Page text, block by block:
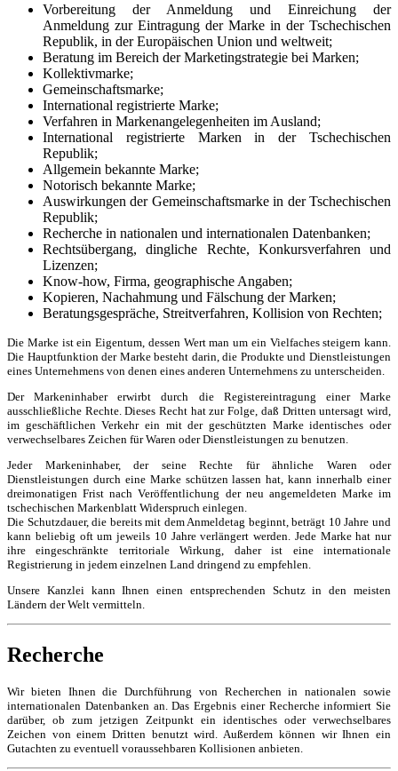
Vorbereitung der Anmeldung und Einreichung der
Anmeldung zur Eintragung der Marke in der Tschechischen
Republik, in der Europäischen Union und weltweit;
Beratung im Bereich der Marketingstrategie bei Marken;
Kollektivmarke;
Gemeinschaftsmarke;
International registrierte Marke;
Verfahren in Markenangelegenheiten im Ausland;
International registrierte Marken in der Tschechischen
Republik;
Allgemein bekannte Marke;
Notorisch bekannte Marke;
Auswirkungen der Gemeinschaftsmarke in der Tschechischen
Republik;
Recherche in nationalen und internationalen Datenbanken;
Rechtsübergang, dingliche Rechte, Konkursverfahren und
Lizenzen;
Know-how, Firma, geographische Angaben;
Kopieren, Nachahmung und Fälschung der Marken;
Beratungsgespräche, Streitverfahren, Kollision von Rechten;
Die Marke ist ein Eigentum, dessen Wert man um ein Vielfaches steigern kann.
Die Hauptfunktion der Marke besteht darin, die Produkte und Dienstleistungen
eines Unternehmens von denen eines anderen Unternehmens zu unterscheiden.
Der Markeninhaber erwirbt durch die Registereintragung einer Marke
ausschließliche Rechte. Dieses Recht hat zur Folge, daß Dritten untersagt wird,
im geschäftlichen Verkehr ein mit der geschützten Marke identisches oder
verwechselbares Zeichen für Waren oder Dienstleistungen zu benutzen.
Jeder Markeninhaber, der seine Rechte für ähnliche Waren oder
Dienstleistungen durch eine Marke schützen lassen hat, kann innerhalb einer
dreimonatigen Frist nach Veröffentlichung der neu angemeldeten Marke im
tschechischen Markenblatt Widerspruch einlegen.
Die Schutzdauer, die bereits mit dem Anmeldetag beginnt, beträgt 10 Jahre und
kann beliebig oft um jeweils 10 Jahre verlängert werden. Jede Marke hat nur
ihre eingeschränkte territoriale Wirkung, daher ist eine internationale
Registrierung in jedem einzelnen Land dringend zu empfehlen.
Unsere Kanzlei kann Ihnen einen entsprechenden Schutz in den meisten
Ländern der Welt vermitteln.
Recherche
Wir bieten Ihnen die Durchführung von Recherchen in nationalen sowie
internationalen Datenbanken an. Das Ergebnis einer Recherche informiert Sie
darüber, ob zum jetzigen Zeitpunkt ein identisches oder verwechselbares
Zeichen von einem Dritten benutzt wird. Außerdem können wir Ihnen ein
Gutachten zu eventuell voraussehbaren Kollisionen anbieten.